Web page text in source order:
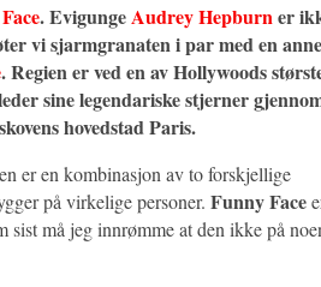
. EvigungeAudrey Hepburner
vi sjarmgranaten i par med en
. Regien er ved en av Hollywoods
sine legendariske stjerner
hovedstad Paris.
er en kombinasjon av to forskjellige
på virkelige personer. Funny Face
må jeg innrømme at den ikke på